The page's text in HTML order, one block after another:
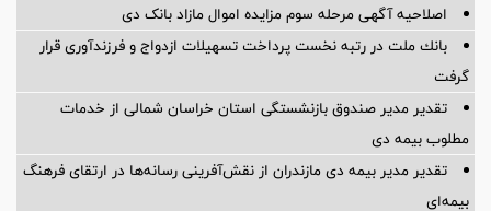
اصلاحیه آگهی مرحله سوم مزایده اموال مازاد بانک دی
بانك ملت در رتبه نخست پرداخت تسهیلات ازدواج و فرزندآوری قرار
گرفت
تقدیر مدیر صندوق بازنشستگی استان خراسان شمالی از خدمات
مطلوب بیمه دی
تقدیر مدیر بیمه دی مازندران از نقش‌آفرینی رسانه‌ها در ارتقای فرهنگ
بیمه‌ای